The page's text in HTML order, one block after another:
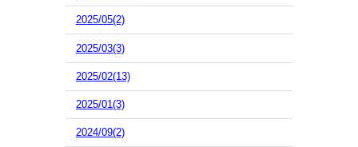
2025/05(2)
2025/03(3)
2025/02(13)
2025/01(3)
2024/09(2)